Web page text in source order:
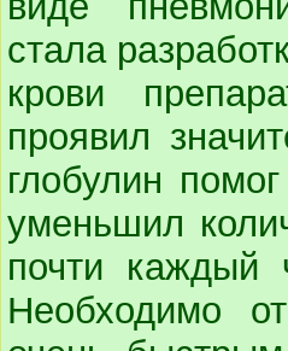
стала
крови
проявил
глобулин
уменьшил
почти каждый
Необходимо